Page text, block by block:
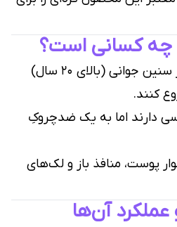
چه کسانی است؟
افرادی که می‌خواهند از سنین جوانی (بالای ۲۰ سال)
کنند.
دارند اما به یک ضدچروکِ
پوست، منافذ باز و لک‌های
عملکرد آن‌ها